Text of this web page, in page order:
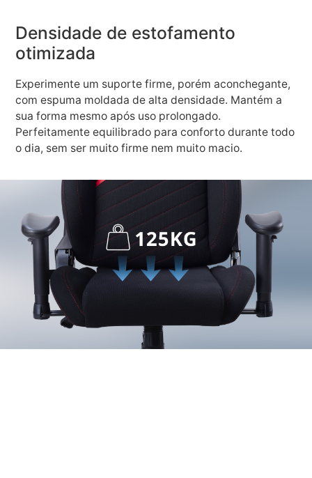
Densidade de estofamento
otimizada
Experimente um suporte firme, porém aconchegante,
com espuma moldada de alta densidade. Mantém a
sua forma mesmo após uso prolongado.
Perfeitamente equilibrado para conforto durante todo
o dia, sem ser muito firme nem muito macio.